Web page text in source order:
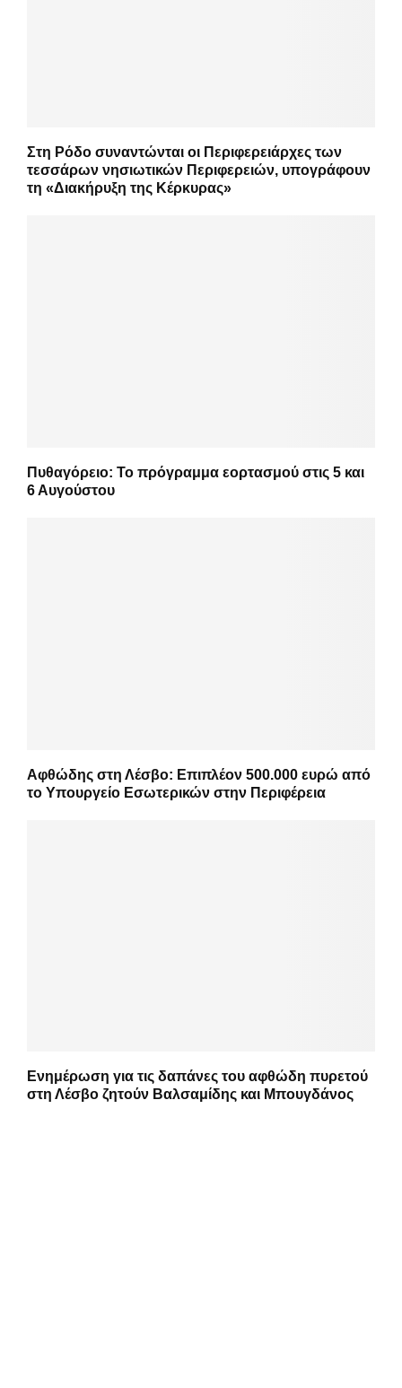
Στη Ρόδο συναντώνται οι Περιφερειάρχες των
τεσσάρων νησιωτικών Περιφερειών, υπογράφουν
τη «Διακήρυξη της Κέρκυρας»
Πυθαγόρειο: Το πρόγραμμα εορτασμού στις 5 και
6 Αυγούστου
Αφθώδης στη Λέσβο: Επιπλέον 500.000 ευρώ από
το Υπουργείο Εσωτερικών στην Περιφέρεια
Ενημέρωση για τις δαπάνες του αφθώδη πυρετού
στη Λέσβο ζητούν Βαλσαμίδης και Μπουγδάνος